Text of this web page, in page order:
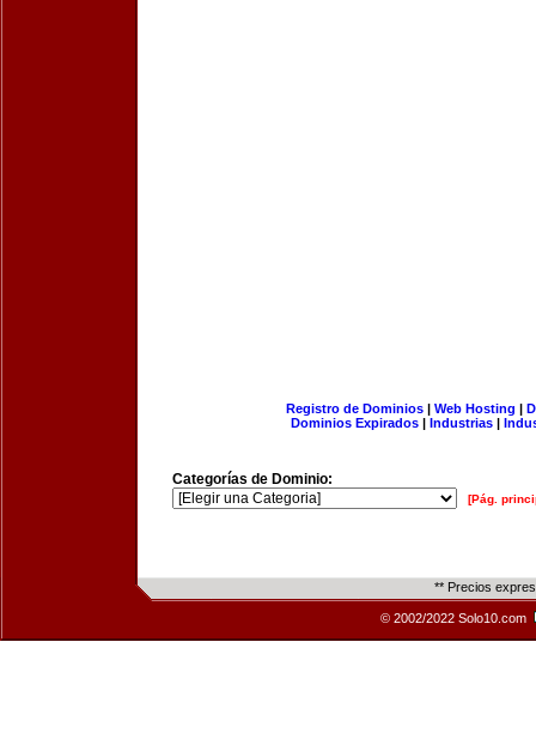
Registro de Dominios| Web Hosting |
Dominios Expirados | Industrias |
Categorías de Dominio:
[Pág.
** Precios
© 2002/2022 Solo10.com